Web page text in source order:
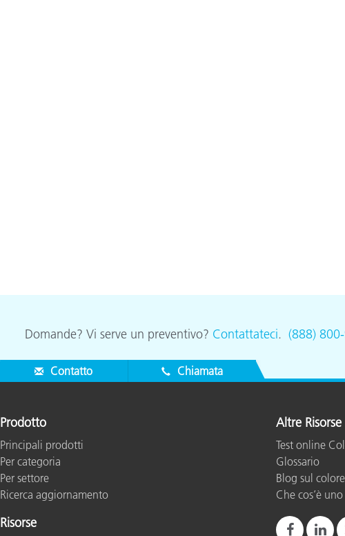
Domande? Vi serve un preventivo? Contattateci. (888)
Contatto Chiamata
Prodotto
Principali prodotti
Per categoria
Per settore
Ricerca aggiornamento
Risorse
Altre Risorse
Test online
Glossario
Blog sul
Che cos’è